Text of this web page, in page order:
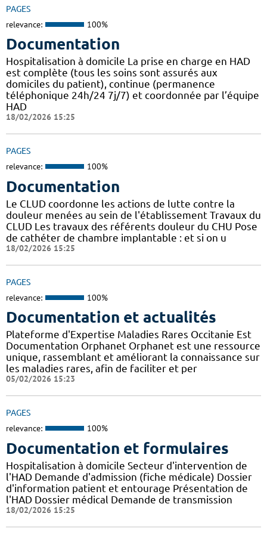
PAGES
relevance: 100%
Documentation
Hospitalisation à domicile La prise en charge en HAD
est complète (tous les soins sont assurés aux
domiciles du patient), continue (permanence
téléphonique 24h/24 7j/7) et coordonnée par l’équipe
HAD
18/02/2026 15:25
PAGES
relevance: 100%
Documentation
Le CLUD coordonne les actions de lutte contre la
douleur menées au sein de l'établissement Travaux du
CLUD Les travaux des référents douleur du CHU Pose
de cathéter de chambre implantable : et si on u
18/02/2026 15:25
PAGES
relevance: 100%
Documentation et actualités
Plateforme d'Expertise Maladies Rares Occitanie Est
Documentation Orphanet Orphanet est une ressource
unique, rassemblant et améliorant la connaissance sur
les maladies rares, afin de faciliter et per
05/02/2026 15:23
PAGES
relevance: 100%
Documentation et formulaires
Hospitalisation à domicile Secteur d'intervention de
l'HAD Demande d'admission (fiche médicale) Dossier
d'information patient et entourage Présentation de
l'HAD Dossier médical Demande de transmission
18/02/2026 15:25